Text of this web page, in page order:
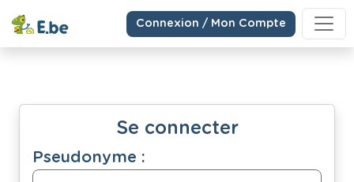
Connexion / Mon Compte
Se connecter
Pseudonyme :